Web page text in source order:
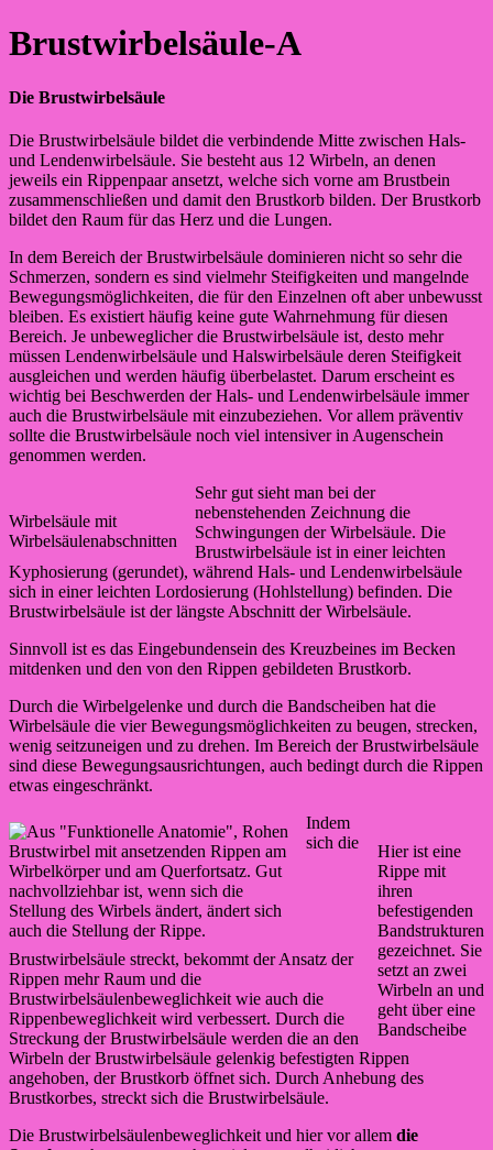
Brustwirbelsäule-A
Die Brustwirbelsäule
Die Brustwirbelsäule bildet die verbindende Mitte zwischen Hals-
und Lendenwirbelsäule. Sie besteht aus 12 Wirbeln, an denen
jeweils ein Rippenpaar ansetzt, welche sich vorne am Brustbein
zusammenschließen und damit den Brustkorb bilden. Der Brustkorb
bildet den Raum für das Herz und die Lungen.
In dem Bereich der Brustwirbelsäule dominieren nicht so sehr die
Schmerzen, sondern es sind vielmehr Steifigkeiten und mangelnde
Bewegungsmöglichkeiten, die für den Einzelnen oft aber unbewusst
bleiben. Es existiert häufig keine gute Wahrnehmung für diesen
Bereich. Je unbeweglicher die Brustwirbelsäule ist, desto mehr
müssen Lendenwirbelsäule und Halswirbelsäule deren Steifigkeit
ausgleichen und werden häufig überbelastet. Darum erscheint es
wichtig bei Beschwerden der Hals- und Lendenwirbelsäule immer
auch die Brustwirbelsäule mit einzubeziehen. Vor allem präventiv
sollte die Brustwirbelsäule noch viel intensiver in Augenschein
genommen werden.
Wirbelsäule mit
Wirbelsäulenabschnitten
Sehr gut sieht man bei der
nebenstehenden Zeichnung die
Schwingungen der Wirbelsäule. Die
Brustwirbelsäule ist in einer leichten
Kyphosierung (gerundet), während Hals- und Lendenwirbelsäule
sich in einer leichten Lordosierung (Hohlstellung) befinden. Die
Brustwirbelsäule ist der längste Abschnitt der Wirbelsäule.
Sinnvoll ist es das Eingebundensein des Kreuzbeines im Becken
mitdenken und den von den Rippen gebildeten Brustkorb.
Durch die Wirbelgelenke und durch die Bandscheiben hat die
Wirbelsäule die vier Bewegungsmöglichkeiten zu beugen, strecken,
wenig seitzuneigen und zu drehen. Im Bereich der Brustwirbelsäule
sind diese Bewegungsausrichtungen, auch bedingt durch die Rippen
etwas eingeschränkt.
Brustwirbel mit ansetzenden Rippen am
Wirbelkörper und am Querfortsatz. Gut
nachvollziehbar ist, wenn sich die
Stellung des Wirbels ändert, ändert sich
auch die Stellung der Rippe.
Hier ist eine
Rippe mit
ihren
befestigenden
Bandstrukturen
gezeichnet. Sie
setzt an zwei
Wirbeln an und
geht über eine
Bandscheibe
Indem
sich die
Brustwirbelsäule streckt, bekommt der Ansatz der
Rippen mehr Raum und die
Brustwirbelsäulenbeweglichkeit wie auch die
Rippenbeweglichkeit wird verbessert. Durch die
Streckung der Brustwirbelsäule werden die an den
Wirbeln der Brustwirbelsäule gelenkig befestigten Rippen
angehoben, der Brustkorb öffnet sich. Durch Anhebung des
Brustkorbes, streckt sich die Brustwirbelsäule.
Die Brustwirbelsäulenbeweglichkeit und hier vor allem die